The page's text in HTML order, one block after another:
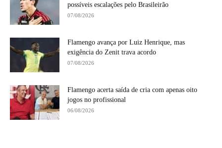
possíveis escalações pelo Brasileirão
07/08/2026
Flamengo avança por Luiz Henrique, mas
exigência do Zenit trava acordo
07/08/2026
Flamengo acerta saída de cria com apenas oito
jogos no profissional
06/08/2026